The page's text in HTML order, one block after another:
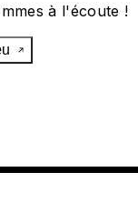
à l'écoute !